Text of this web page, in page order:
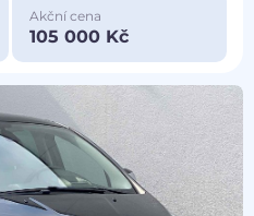
Akční cena
105 000 Kč